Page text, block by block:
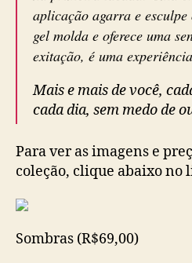
aplicação agarra e
gel molda e oferece uma
exitação, é uma
Mais e mais de você,
cada dia, sem medo de
Para ver as imagens e
coleção, clique abaixo no
Sombras (R$69,00)